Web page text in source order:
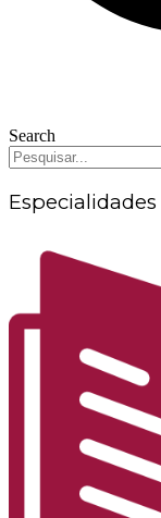
Search
Especialidades